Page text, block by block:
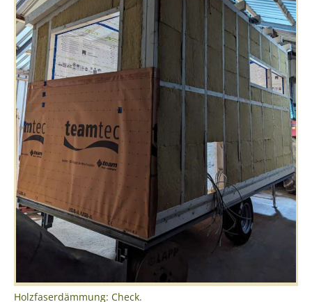
Holzfaserdämmung: Check.